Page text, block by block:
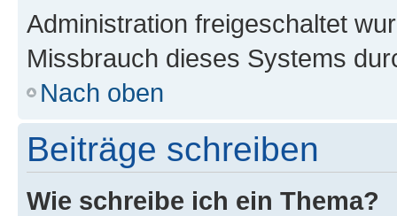
Administration freigeschaltet
Missbrauch dieses Systems
Nach oben
Beiträge schreiben
Wie schreibe ich ein Thema?